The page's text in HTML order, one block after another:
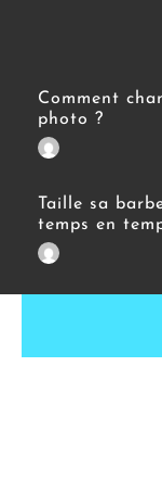
Comment
photo ?
Taille sa
temps en